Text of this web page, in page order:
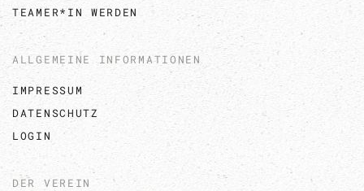
TEAMER*IN WERDEN
ALLGEMEINE INFORMATIONEN
IMPRESSUM
DATENSCHUTZ
LOGIN
DER VEREIN